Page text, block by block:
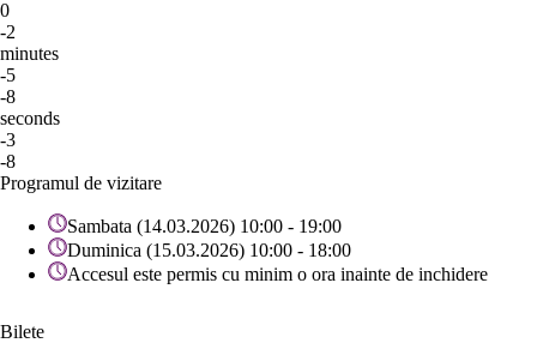
0
-2
minutes
-5
-8
seconds
-3
-8
Programul de vizitare
Sambata (14.03.2026) 10:00 - 19:00
Duminica (15.03.2026) 10:00 - 18:00
Accesul este permis cu minim o ora inainte de inchidere
Bilete